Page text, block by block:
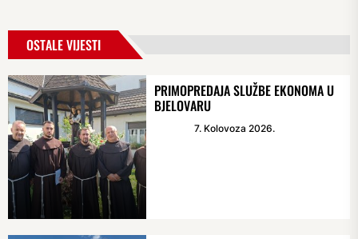
OSTALE VIJESTI
PRIMOPREDAJA SLUŽBE EKONOMA U
BJELOVARU
7. Kolovoza 2026.